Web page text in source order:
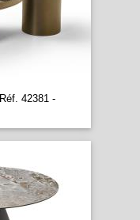
Réf. 42381 -